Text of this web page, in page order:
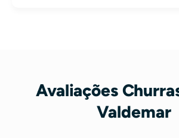
Avaliações
Valdemar